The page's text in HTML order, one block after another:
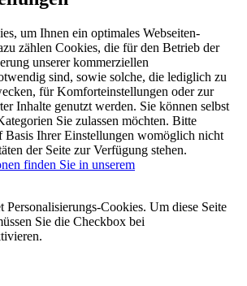
um Ihnen ein optimales Webseiten-
zählen Cookies, die für den Betrieb der
unserer kommerziellen
sind, sowie solche, die lediglich zu
für Komforteinstellungen oder zur
Inhalte genutzt werden. Sie können selbst
Sie zulassen möchten. Bitte
Basis Ihrer Einstellungen womöglich nicht
der Seite zur Verfügung stehen.
finden Sie in unserem
Personalisierungs-Cookies. Um diese Seite
Sie die Checkbox bei